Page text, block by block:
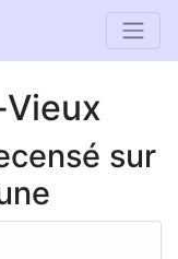
sur